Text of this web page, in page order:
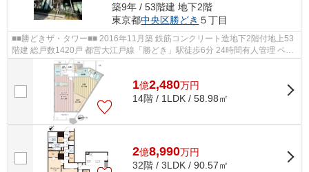
築9年 / 53階建 地下2階
東京都中央区勝どき ５丁目
■■勝どきザ・タワー■■ 2016年11月築 鉄筋コンクリート造地下2階付地上53
階建 総戸数1420戸 都営大江戸線「勝どき」駅徒歩6分 24時間有人管理 ペッ
ト飼育可 ◆◆充実の共有施設（一...
1億2,480万円
14階 / 1LDK / 58.98㎡
2億8,990万円
32階 / 3LDK / 90.57㎡